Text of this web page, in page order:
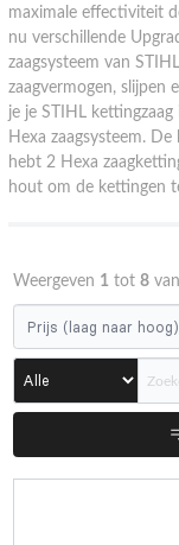
maximale effectiviteit
nu verschillende
zaagsysteem van
zaagvermogen, slijpen
je je STIHL
Hexa zaagsysteem.
hebt 2 Hexa
hout om de kettingen
Weergeven 1tot 8van